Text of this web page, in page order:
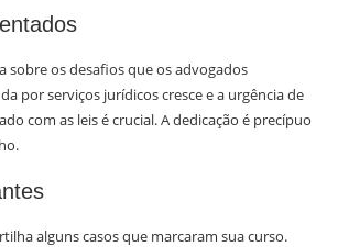
sobre os desafios que os advogados
por serviços jurídicos cresce e a urgência de
com as leis é crucial. A dedicação é precípuo
alguns casos que marcaram sua curso.